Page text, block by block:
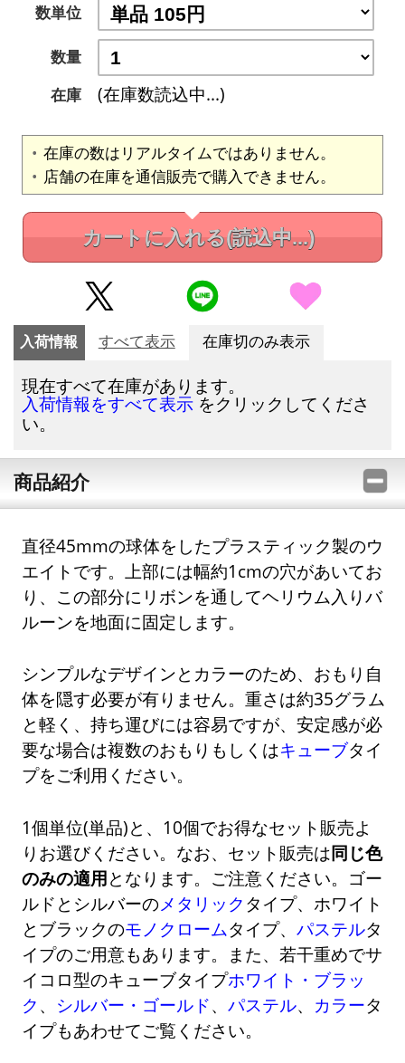
数単位
数量
在庫
(在庫数読込中...)
在庫の数はリアルタイムではありません。
店舗の在庫を通信販売で購入できません。
カートに入れる(読込中...)
入荷情報 すべて表示 在庫切のみ表示
現在すべて在庫があります。
入荷情報をすべて表示 をクリックしてくださ
い。
商品紹介
直径45mmの球体をしたプラスティック製のウ
エイトです。上部には幅約1cmの穴があいてお
り、この部分にリボンを通してヘリウム入りバ
ルーンを地面に固定します。
シンプルなデザインとカラーのため、おもり自
体を隠す必要が有りません。重さは約35グラム
と軽く、持ち運びには容易ですが、安定感が必
要な場合は複数のおもりもしくはキューブタイ
プをご利用ください。
1個単位(単品)と、10個でお得なセット販売よ
りお選びください。なお、セット販売は同じ色
のみの適用となります。ご注意ください。ゴー
ルドとシルバーのメタリック タイプ、ホワイト
とブラックのモノクロームタイプ、パステルタ
イプのご用意もあります。また、若干重めでサ
イコロ型のキューブタイプホワイト・ブラッ
ク 、 シルバー・ゴールド、パステル、 カラータ
イプもあわせてご覧ください。